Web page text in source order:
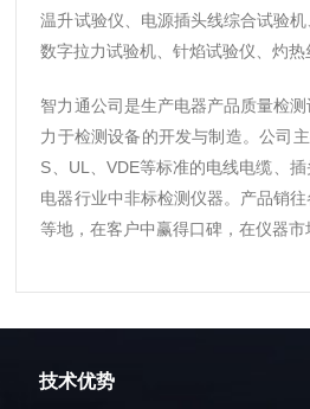
温升试验仪、电源插头线综合试验
数字拉力试验机、针焰试验仪、灼热
智力通公司是生产电器产品质量检测
力于检测设备的开发与制造。公司
S、UL、VDE等标准的电线电缆、
电器行业中非标检测仪器。产品销
等地，在客户中赢得口碑，在仪器市
技术优势